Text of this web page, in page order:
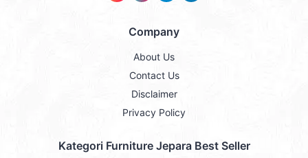
Company
About Us
Contact Us
Disclaimer
Privacy Policy
Kategori Furniture Jepara Best Seller